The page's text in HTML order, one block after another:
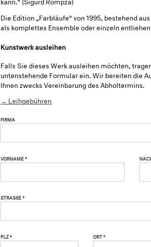
Die Edition „Farbläufe“ von 1995, bestehend
als komplettes Ensemble oder einzeln entliehen
Kunstwerk ausleihen
Falls Sie dieses Werk ausleihen möchten,
untenstehende Formular ein. Wir bereiten die
Ihnen zwecks Vereinbarung des Abholtermins.
→ Leihgebühren
FIRMA
VORNAME *
STRASSE *
PLZ * ORT *